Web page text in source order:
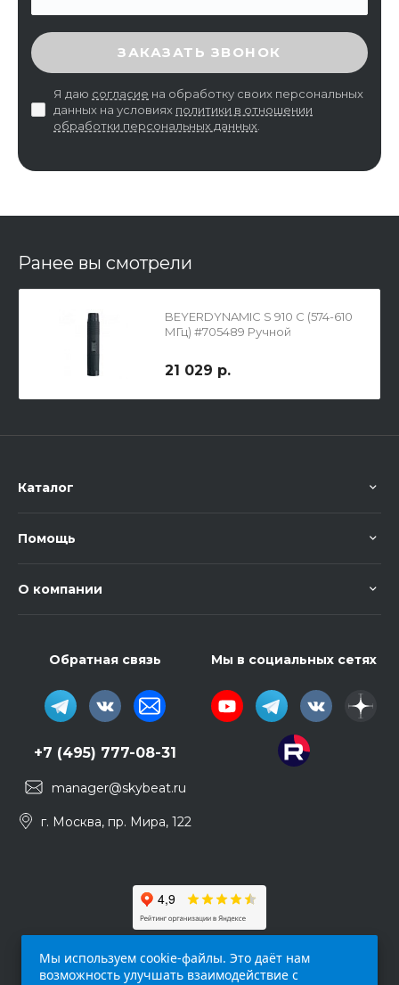
ВВЕДИТЕ ПРОВЕРОЧНЫЙ КОД
ЗАКАЗАТЬ ЗВОНОК
Я даю согласие на обработку своих персональных
данных на условиях политики в отношении
обработки персональных данных
Ранее вы смотрели
BEYERDYNAMIC S 910 C (574-610
МГц) #705489 Ручной
21 029 р.
Каталог
Помощь
О компании
Обратная связь
+7 (495) 777-08-31
manager@skybeat.ru
г. Москва, пр. Мира, 122
Мы в социальных сетях
Мы используем cookie-файлы. Это даёт нам
возможность улучшать взаимодействие с